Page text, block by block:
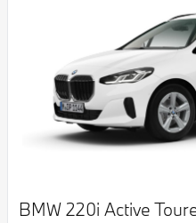
BMW 220i Active